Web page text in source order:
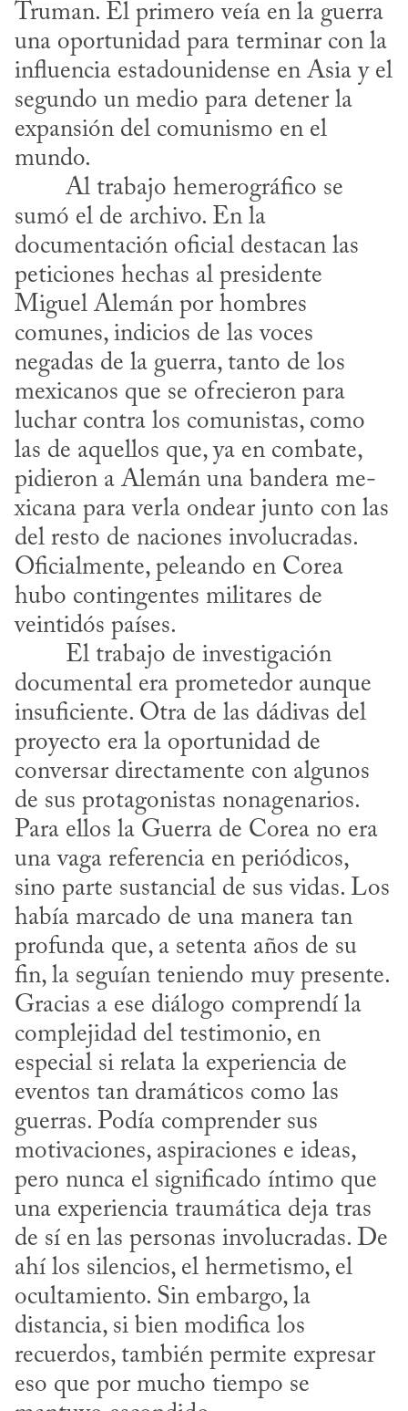
Truman. El primero veía en la guerra
una oportunidad para terminar con la
influencia estadounidense en Asia y el
segundo un medio para detener la
expansión del comunismo en el
mundo.
​
sumó el de archivo. En la
documentación oficial destacan las
peticiones hechas al presidente
Miguel Alemán por hombres
comunes, indicios de las voces
negadas de la guerra, tanto de los
mexicanos que se ofrecieron para
luchar contra los comunistas, como
las de aquellos que, ya en combate,
pidieron a Alemán una bandera me­
xicana para verla ondear junto con las
del resto de naciones involucradas.
Oficialmente, peleando en Corea
hubo contingentes militares de
veintidós países.
documental era prometedor aunque
insuficiente. Otra de las dádivas del
proyecto era la oportunidad de
conversar directamente con algunos
de sus protagonistas nonagenarios.
Para ellos la Guerra de Corea no era
una vaga referencia en periódicos,
sino parte sustancial de sus vidas. Los
había marcado de una manera tan
profunda que, a setenta años de su
fin, la seguían teniendo muy presente.
Gracias a ese diálogo comprendí la
complejidad del testimonio, en
especial si relata la experiencia de
eventos tan dramáticos como las
guerras. Podía comprender sus
motivaciones, aspiraciones e ideas,
pero nunca el significado íntimo que
una experiencia traumática deja tras
de sí en las personas involucradas. De
ahí los silencios, el hermetismo, el
ocultamiento. Sin embargo, la
distancia, si bien modifica los
recuerdos, también permite expresar
eso que por mucho tiempo se